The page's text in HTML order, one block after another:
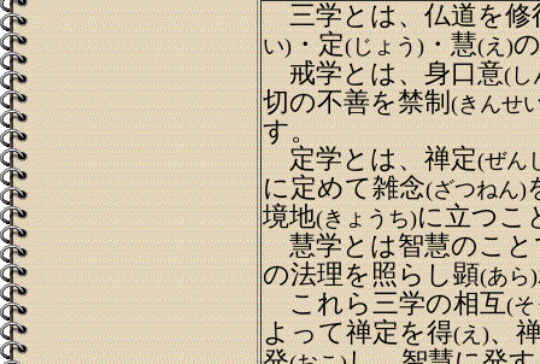
三学とは、仏道を修
い)・定(じょう)・慧(え)
戒学とは、身口意(し
切の不善を禁制(きんせ
す。
定学とは、禅定(ぜん
に定めて雑念(ざつねん)
境地(きょうち)に立つこ
慧学とは智慧のこと
の法理を照らし顕(あら)
これら三学の相互(そ
よって禅定を得(え)、